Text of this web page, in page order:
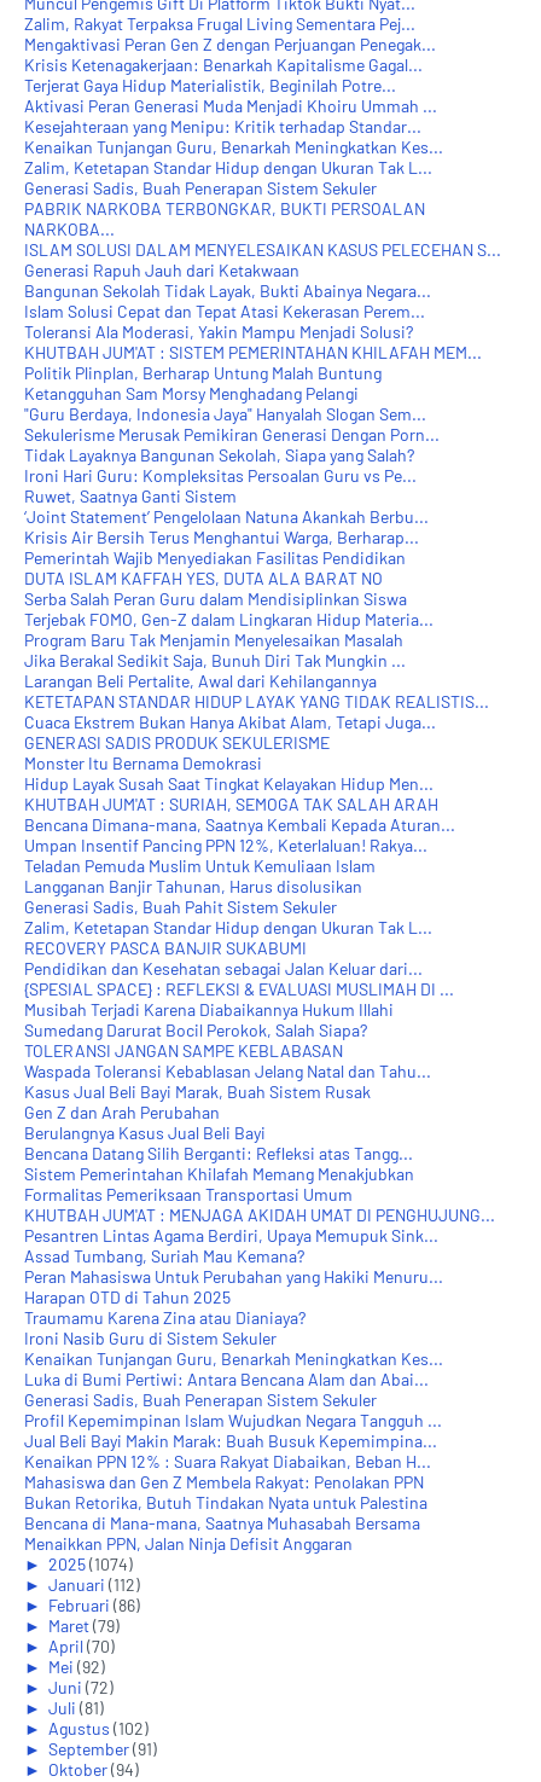
Zalim, Rakyat Terpaksa Frugal Living Sementara Pej...
Mengaktivasi Peran Gen Z dengan Perjuangan Penegak...
Krisis Ketenagakerjaan: Benarkah Kapitalisme Gagal...
Terjerat Gaya Hidup Materialistik, Beginilah Potre...
Aktivasi Peran Generasi Muda Menjadi Khoiru Ummah ...
Kesejahteraan yang Menipu: Kritik terhadap Standar...
Kenaikan Tunjangan Guru, Benarkah Meningkatkan Kes...
Zalim, Ketetapan Standar Hidup dengan Ukuran Tak L...
Generasi Sadis, Buah Penerapan Sistem Sekuler
PABRIK NARKOBA TERBONGKAR, BUKTI PERSOALAN
NARKOBA...
ISLAM SOLUSI DALAM MENYELESAIKAN KASUS PELECEHAN S...
Generasi Rapuh Jauh dari Ketakwaan
Bangunan Sekolah Tidak Layak, Bukti Abainya Negara...
Islam Solusi Cepat dan Tepat Atasi Kekerasan Perem...
Toleransi Ala Moderasi, Yakin Mampu Menjadi Solusi?
KHUTBAH JUM'AT : SISTEM PEMERINTAHAN KHILAFAH MEM...
Politik Plinplan, Berharap Untung Malah Buntung
Ketangguhan Sam Morsy Menghadang Pelangi
"Guru Berdaya, Indonesia Jaya" Hanyalah Slogan Sem...
Sekulerisme Merusak Pemikiran Generasi Dengan Porn...
Tidak Layaknya Bangunan Sekolah, Siapa yang Salah?
Ironi Hari Guru: Kompleksitas Persoalan Guru vs Pe...
Ruwet, Saatnya Ganti Sistem
‘Joint Statement’ Pengelolaan Natuna Akankah Berbu...
Krisis Air Bersih Terus Menghantui Warga, Berharap...
Pemerintah Wajib Menyediakan Fasilitas Pendidikan
DUTA ISLAM KAFFAH YES, DUTA ALA BARAT NO
Serba Salah Peran Guru dalam Mendisiplinkan Siswa
Terjebak FOMO, Gen-Z dalam Lingkaran Hidup Materia...
Program Baru Tak Menjamin Menyelesaikan Masalah
Jika Berakal Sedikit Saja, Bunuh Diri Tak Mungkin ...
Larangan Beli Pertalite, Awal dari Kehilangannya
KETETAPAN STANDAR HIDUP LAYAK YANG TIDAK REALISTIS...
Cuaca Ekstrem Bukan Hanya Akibat Alam, Tetapi Juga...
GENERASI SADIS PRODUK SEKULERISME
Monster Itu Bernama Demokrasi
Hidup Layak Susah Saat Tingkat Kelayakan Hidup Men...
KHUTBAH JUM'AT : SURIAH, SEMOGA TAK SALAH ARAH
Bencana Dimana-mana, Saatnya Kembali Kepada Aturan...
Umpan Insentif Pancing PPN 12%, Keterlaluan! Rakya...
Teladan Pemuda Muslim Untuk Kemuliaan Islam
Langganan Banjir Tahunan, Harus disolusikan
Generasi Sadis, Buah Pahit Sistem Sekuler
Zalim, Ketetapan Standar Hidup dengan Ukuran Tak L...
RECOVERY PASCA BANJIR SUKABUMI
Pendidikan dan Kesehatan sebagai Jalan Keluar dari...
{SPESIAL SPACE} : REFLEKSI & EVALUASI MUSLIMAH DI ...
Musibah Terjadi Karena Diabaikannya Hukum Illahi
Sumedang Darurat Bocil Perokok, Salah Siapa?
TOLERANSI JANGAN SAMPE KEBLABASAN
Waspada Toleransi Kebablasan Jelang Natal dan Tahu...
Kasus Jual Beli Bayi Marak, Buah Sistem Rusak
Gen Z dan Arah Perubahan
Berulangnya Kasus Jual Beli Bayi
Bencana Datang Silih Berganti: Refleksi atas Tangg...
Sistem Pemerintahan Khilafah Memang Menakjubkan
Formalitas Pemeriksaan Transportasi Umum
KHUTBAH JUM'AT : MENJAGA AKIDAH UMAT DI PENGHUJUNG...
Pesantren Lintas Agama Berdiri, Upaya Memupuk Sink...
Assad Tumbang, Suriah Mau Kemana?
Peran Mahasiswa Untuk Perubahan yang Hakiki Menuru...
Harapan OTD di Tahun 2025
Traumamu Karena Zina atau Dianiaya?
Ironi Nasib Guru di Sistem Sekuler
Kenaikan Tunjangan Guru, Benarkah Meningkatkan Kes...
Luka di Bumi Pertiwi: Antara Bencana Alam dan Abai...
Generasi Sadis, Buah Penerapan Sistem Sekuler
Profil Kepemimpinan Islam Wujudkan Negara Tangguh ...
Jual Beli Bayi Makin Marak: Buah Busuk Kepemimpina...
Kenaikan PPN 12% : Suara Rakyat Diabaikan, Beban H...
Mahasiswa dan Gen Z Membela Rakyat: Penolakan PPN
Bukan Retorika, Butuh Tindakan Nyata untuk Palestina
Bencana di Mana-mana, Saatnya Muhasabah Bersama
Menaikkan PPN, Jalan Ninja Defisit Anggaran
► 2025(1074)
► Januari (112)
► Februari (86)
► Maret(79)
► April(70)
► Mei (92)
► Juni (72)
► Juli (81)
► Agustus (102)
► September(91)
► Oktober(94)